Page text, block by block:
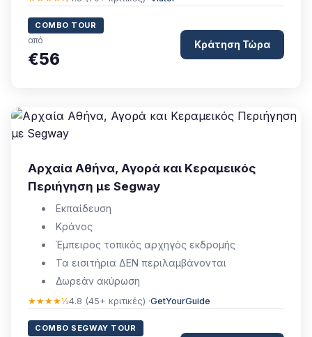
COMBO TOUR
από
€56
Κράτηση Τώρα
Αρχαία Αθήνα, Αγορά και Κεραμεικός
Περιήγηση με Segway
Εκπαίδευση
Κράνος
Έμπειρος τοπικός αρχηγός εκδρομής
Τα εισιτήρια ΔΕΝ περιλαμβάνονται
Δωρεάν ακύρωση
★★★★½4.8 (45+ κριτικές) ·GetYourGuide
COMBO SEGWAY TOUR